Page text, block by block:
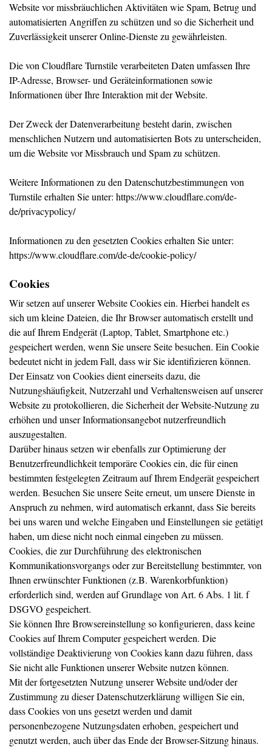
Website vor missbräuchlichen Aktivitäten wie Spam, Betrug und
automatisierten Angriffen zu schützen und so die Sicherheit und
Zuverlässigkeit unserer Online-Dienste zu gewährleisten.
Die von Cloudflare Turnstile verarbeiteten Daten umfassen Ihre
IP-Adresse, Browser- und Geräteinformationen sowie
Informationen über Ihre Interaktion mit der Website.
Der Zweck der Datenverarbeitung besteht darin, zwischen
menschlichen Nutzern und automatisierten Bots zu unterscheiden,
um die Website vor Missbrauch und Spam zu schützen.
Weitere Informationen zu den Datenschutzbestimmungen von
Turnstile erhalten Sie unter: https://www.cloudflare.com/de-
de/privacypolicy/
Informationen zu den gesetzten Cookies erhalten Sie unter:
https://www.cloudflare.com/de-de/cookie-policy/
Cookies
Wir setzen auf unserer Website Cookies ein. Hierbei handelt es
sich um kleine Dateien, die Ihr Browser automatisch erstellt und
die auf Ihrem Endgerät (Laptop, Tablet, Smartphone etc.)
gespeichert werden, wenn Sie unsere Seite besuchen. Ein Cookie
bedeutet nicht in jedem Fall, dass wir Sie identifizieren können.
Der Einsatz von Cookies dient einerseits dazu, die
Nutzungshäufigkeit, Nutzerzahl und Verhaltensweisen auf unserer
Website zu protokollieren, die Sicherheit der Website-Nutzung zu
erhöhen und unser Informationsangebot nutzerfreundlich
auszugestalten.
Darüber hinaus setzen wir ebenfalls zur Optimierung der
Benutzerfreundlichkeit temporäre Cookies ein, die für einen
bestimmten festgelegten Zeitraum auf Ihrem Endgerät gespeichert
werden. Besuchen Sie unsere Seite erneut, um unsere Dienste in
Anspruch zu nehmen, wird automatisch erkannt, dass Sie bereits
bei uns waren und welche Eingaben und Einstellungen sie getätigt
haben, um diese nicht noch einmal eingeben zu müssen.
Cookies, die zur Durchführung des elektronischen
Kommunikationsvorgangs oder zur Bereitstellung bestimmter, von
Ihnen erwünschter Funktionen (z.B. Warenkorbfunktion)
erforderlich sind, werden auf Grundlage von Art. 6 Abs. 1 lit. f
DSGVO gespeichert.
Sie können Ihre Browsereinstellung so konfigurieren, dass keine
Cookies auf Ihrem Computer gespeichert werden. Die
vollständige Deaktivierung von Cookies kann dazu führen, dass
Sie nicht alle Funktionen unserer Website nutzen können.
Mit der fortgesetzten Nutzung unserer Website und/oder der
Zustimmung zu dieser Datenschutzerklärung willigen Sie ein,
dass Cookies von uns gesetzt werden und damit
personenbezogene Nutzungsdaten erhoben, gespeichert und
genutzt werden, auch über das Ende der Browser-Sitzung hinaus.